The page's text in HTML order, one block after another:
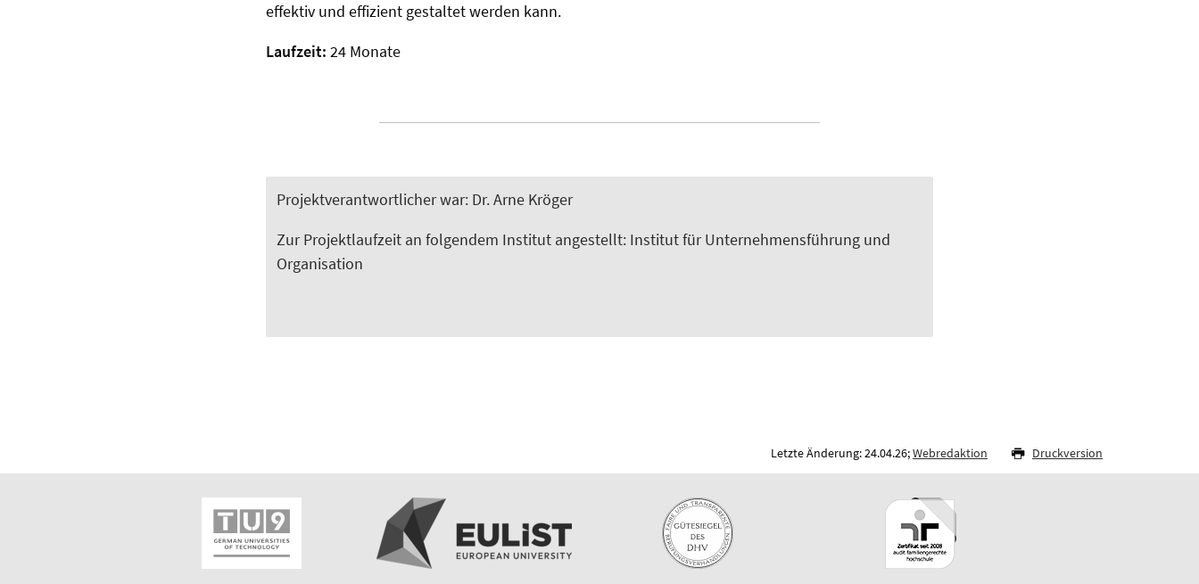
effektiv und effizient gestaltet werden kann.
Laufzeit: 24 Monate
Projektverantwortlicher war: Dr. Arne Kröger
Zur Projektlaufzeit an folgendem Institut angestellt: Institut für Unternehmensführung und
Organisation
Letzte Änderung: 24.04.26;Webredaktion Druckversion